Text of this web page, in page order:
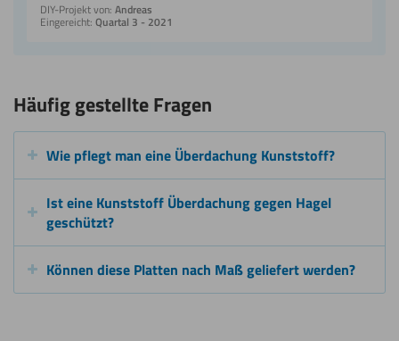
DIY-Projekt von: Andreas
Eingereicht: Quartal 3 - 2021
Häufig gestellte Fragen
Wie pflegt man eine Überdachung Kunststoff?
Ist eine Kunststoff Überdachung gegen Hagel
geschützt?
Können diese Platten nach Maß geliefert werden?